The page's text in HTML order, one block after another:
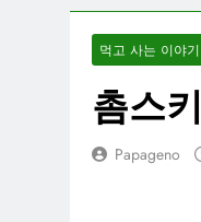
먹고 사는 이야기
촘스
Papageno